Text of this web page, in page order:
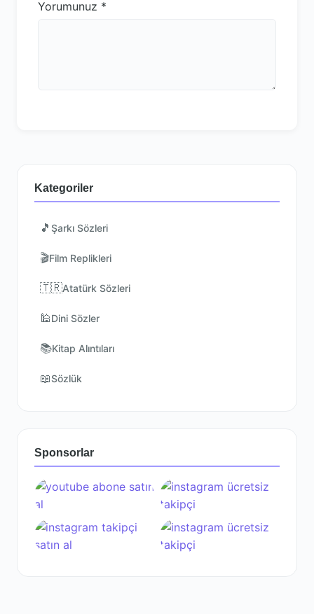
Yorumunuz *
Kategoriler
🎵 Şarkı Sözleri
🎬Film Replikleri
🇹🇷Atatürk Sözleri
🕌Dini Sözler
📚Kitap Alıntıları
📖Sözlük
Sponsorlar